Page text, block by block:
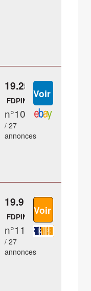
19.25 €
FDPIN
n°10
/ 27
annonces
19.9 €
FDPIN
n°11
/ 27
annonces